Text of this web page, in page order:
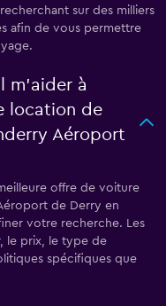
sur des milliers
afin de vous permettre
m’aider à
location de
Aéroport
offre de voiture
de Derry en
votre recherche. Les
le prix, le type de
spécifiques que